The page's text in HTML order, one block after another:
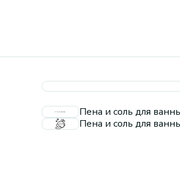
Пена и соль для
Пена и соль для